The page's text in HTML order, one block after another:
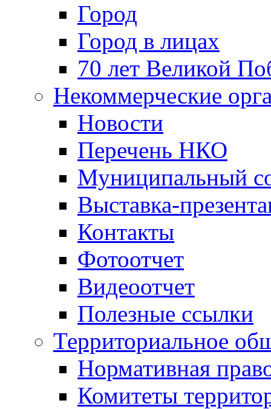
Город
Город в лицах
70 лет Великой
Некоммерческие
Новости
Перечень НКО
Муниципальный
Выставка-
Контакты
Фотоотчет
Видеоотчет
Полезные ссылки
Территориальное
Нормативная
Комитеты